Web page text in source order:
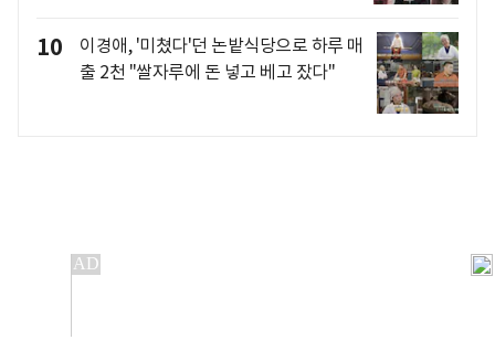
10
이경애, '미쳤다'던 논밭식당으로 하루 매
출 2천 "쌀자루에 돈 넣고 베고 잤다"